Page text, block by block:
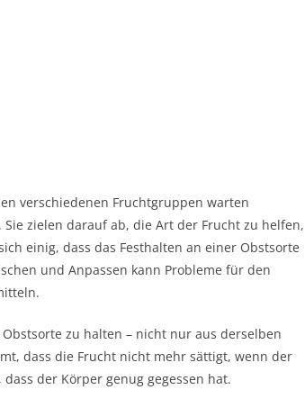
verschiedenen Fruchtgruppen warten
zielen darauf ab, die Art der Frucht zu helfen,
einig, dass das Festhalten an einer Obstsorte
und Anpassen kann Probleme für den
zu halten – nicht nur aus derselben
dass die Frucht nicht mehr sättigt, wenn der
der Körper genug gegessen hat.